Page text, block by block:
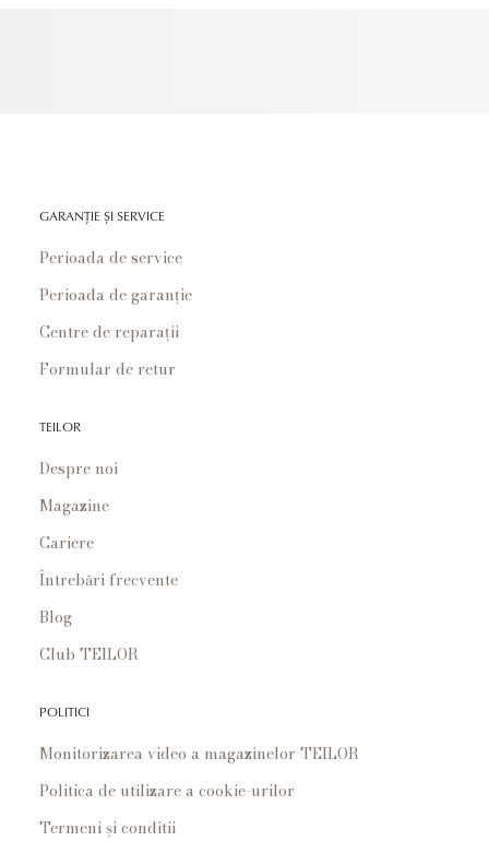
GARANȚIE ȘI SERVICE
Perioada de service
Perioada de garanție
Centre de reparații
Formular de retur
TEILOR
Despre noi
Magazine
Cariere
Întrebări frecvente
Blog
Club TEILOR
POLITICI
Monitorizarea video a magazinelor TEILOR
Politica de utilizare a cookie-urilor
Termeni și conditii